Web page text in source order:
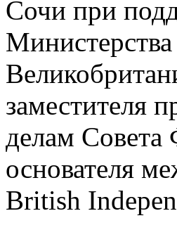
Сочи при
заместителя
делам Совета
основателя
British